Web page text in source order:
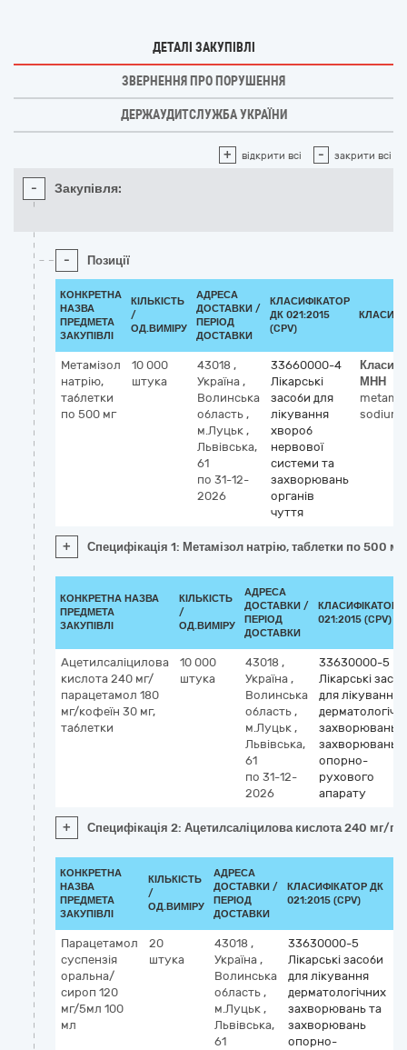
ДЕТАЛІ ЗАКУПІВЛІ
ЗВЕРНЕННЯ ПРО ПОРУШЕННЯ
ДЕРЖАУДИТСЛУЖБА УКРАЇНИ
+ відкрити всі - закрити всі
- Закупівля:
- Позиції
КОНКРЕТНА
НАЗВА
ПРЕДМЕТА
ЗАКУПІВЛІ
КІЛЬКІСТЬ
/
ОД.ВИМІРУ
АДРЕСА
ДОСТАВКИ /
ПЕРІОД
ДОСТАВКИ
КЛАСИФІКАТОР
ДК 021:2015
(CPV)
Метамізол
натрію,
таблетки
по 500 мг
10 000
штука
43018 ,
Україна ,
Волинська
область ,
м.Луцьк ,
Львівська,
61
по 31-12-
2026
33660000-4
Лікарські
засоби для
лікування
хвороб
нервової
системи та
захворювань
органів
чуття
МНН
sodium
+ Специфікація 1: Метамізол натрію, таблетки по 500 мг
КОНКРЕТНА НАЗВА
ПРЕДМЕТА
ЗАКУПІВЛІ
КІЛЬКІСТЬ
/
ОД.ВИМІРУ
АДРЕСА
ДОСТАВКИ /
ПЕРІОД
ДОСТАВКИ
КЛАСИФІКАТОР
021:2015 (CPV)
Ацетилсаліцилова
кислота 240 мг/
парацетамол 180
мг/кофеїн 30 мг,
таблетки
10 000
штука
43018 ,
Україна ,
Волинська
область ,
м.Луцьк ,
Львівська,
61
по 31-12-
2026
33630000-5
Лікарські
для лікування
захворювань
захворювань
опорно-
рухового
апарату
+ Специфікація 2: Ацетилсаліцилова кислота 240 мг/
КОНКРЕТНА
НАЗВА
ПРЕДМЕТА
ЗАКУПІВЛІ
КІЛЬКІСТЬ
/
ОД.ВИМІРУ
АДРЕСА
ДОСТАВКИ /
ПЕРІОД
ДОСТАВКИ
КЛАСИФІКАТОР ДК
021:2015 (CPV)
Парацетамол
суспензія
оральна/
сироп 120
мг/5мл 100
мл
20
штука
43018 ,
Україна ,
Волинська
область ,
м.Луцьк ,
Львівська,
61
33630000-5
Лікарські засоби
для лікування
дерматологічних
захворювань та
захворювань
опорно-